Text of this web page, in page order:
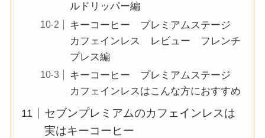
ルドリッパー編
キーコーヒー プレミアムステージ
カフェインレス レビュー フレンチ
プレス編
キーコーヒー プレミアムステージ
カフェインレスはこんな方におすすめ
セブンプレミアムのカフェインレスは
実はキーコーヒー